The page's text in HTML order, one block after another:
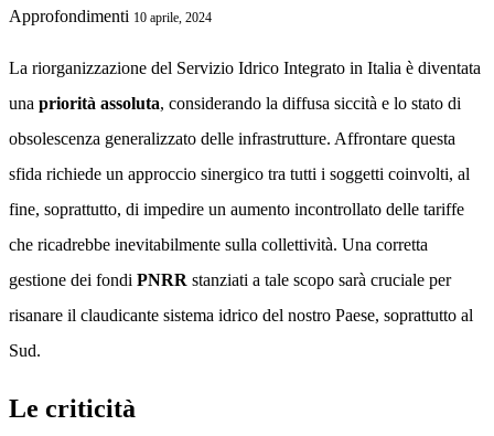
Approfondimenti 10 aprile, 2024
La riorganizzazione del Servizio Idrico Integrato in Italia è diventata
una priorità assoluta, considerando la diffusa siccità e lo stato di
obsolescenza generalizzato delle infrastrutture. Affrontare questa
sfida richiede un approccio sinergico tra tutti i soggetti coinvolti, al
fine, soprattutto, di impedire un aumento incontrollato delle tariffe
che ricadrebbe inevitabilmente sulla collettività. Una corretta
gestione dei fondi PNRR stanziati a tale scopo sarà cruciale per
risanare il claudicante sistema idrico del nostro Paese, soprattutto al
Sud.
Le criticità